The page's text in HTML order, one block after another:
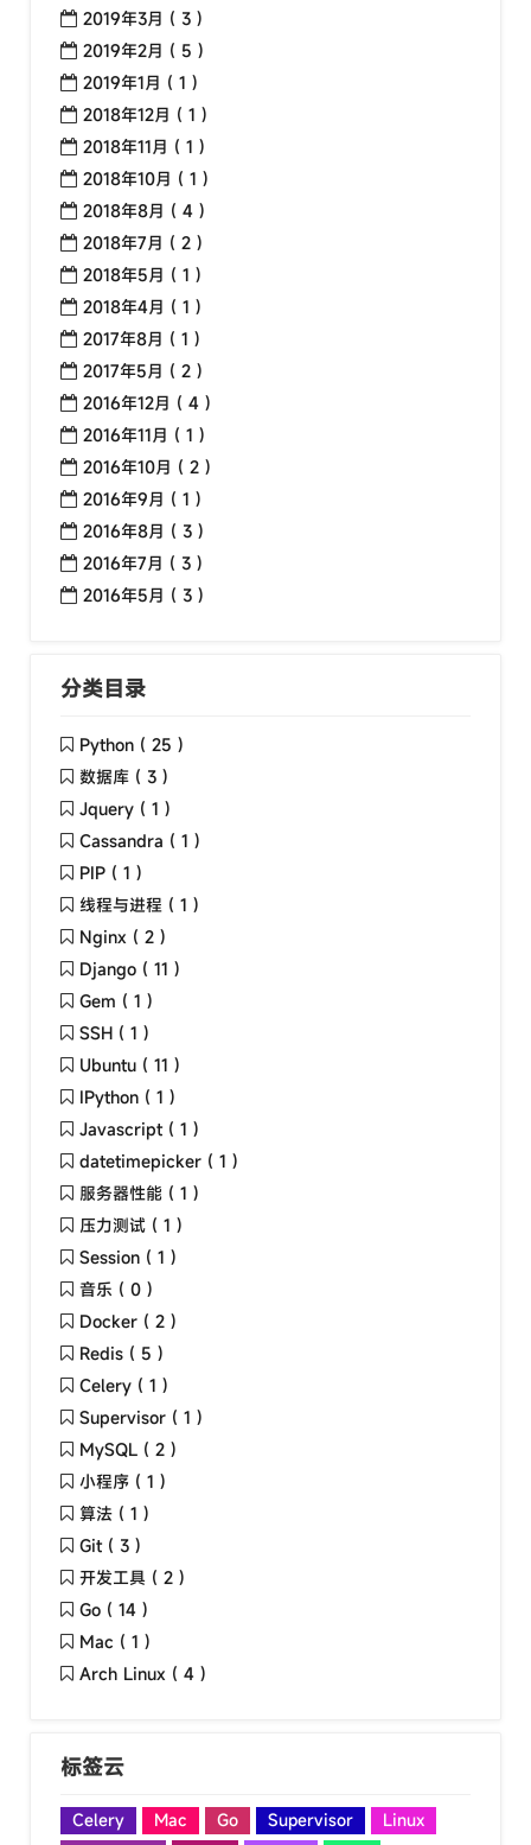
2019年3月 ( 3 )
2019年2月 ( 5 )
2019年1月 ( 1 )
2018年12月 ( 1 )
2018年11月 ( 1 )
2018年10月 ( 1 )
2018年8月 ( 4 )
2018年7月 ( 2 )
2018年5月 ( 1 )
2018年4月 ( 1 )
2017年8月 ( 1 )
2017年5月 ( 2 )
2016年12月 ( 4 )
2016年11月 ( 1 )
2016年10月 ( 2 )
2016年9月 ( 1 )
2016年8月 ( 3 )
2016年7月 ( 3 )
2016年5月 ( 3 )
分类目录
Python ( 25 )
数据库 ( 3 )
Jquery ( 1 )
Cassandra ( 1 )
PIP ( 1 )
线程与进程 ( 1 )
Nginx ( 2 )
Django ( 11 )
Gem ( 1 )
SSH ( 1 )
Ubuntu ( 11 )
IPython ( 1 )
Javascript ( 1 )
datetimepicker ( 1 )
服务器性能 ( 1 )
压力测试 ( 1 )
Session ( 1 )
音乐 ( 0 )
Docker ( 2 )
Redis ( 5 )
Celery ( 1 )
Supervisor ( 1 )
MySQL ( 2 )
小程序 ( 1 )
算法 ( 1 )
Git ( 3 )
开发工具 ( 2 )
Go ( 14 )
Mac ( 1 )
Arch Linux ( 4 )
标签云
Celery Mac Go Supervisor
Linux